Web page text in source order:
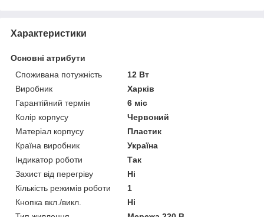
Характеристики
Основні атрибути
Споживана потужність
12 Вт
Виробник
Харків
Гарантійний термін
6 міс
Колір корпусу
Червоний
Матеріал корпусу
Пластик
Країна виробник
Україна
Індикатор роботи
Так
Захист від перегріву
Ні
Кількість режимів роботи
1
Кнопка вкл./викл.
Ні